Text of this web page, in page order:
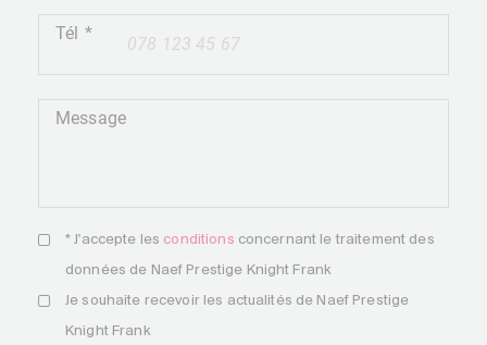
+41
Tél
Message
* J'accepte les conditions concernant le traitement des
données de Naef Prestige Knight Frank
Je souhaite recevoir les actualités de Naef Prestige
Knight Frank